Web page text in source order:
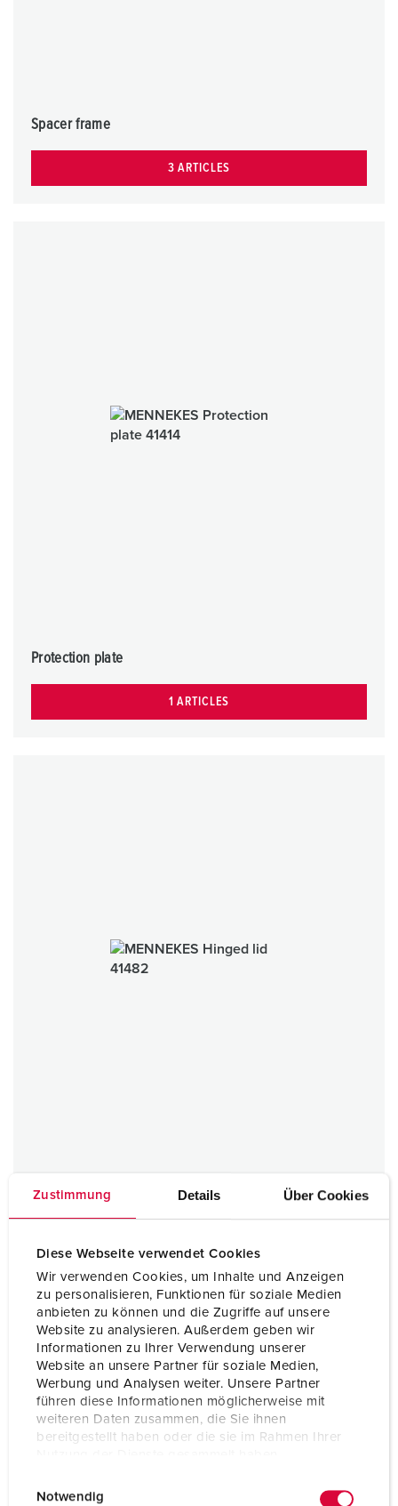
Zustimmung Details Über Cookies
Diese Webseite verwendet Cookies
Wir verwenden Cookies, um Inhalte und Anzeigen
zu personalisieren, Funktionen für soziale Medien
anbieten zu können und die Zugriffe auf unsere
Website zu analysieren. Außerdem geben wir
Informationen zu Ihrer Verwendung unserer
Website an unsere Partner für soziale Medien,
Werbung und Analysen weiter. Unsere Partner
führen diese Informationen möglicherweise mit
weiteren Daten zusammen, die Sie ihnen
bereitgestellt haben oder die sie im Rahmen Ihrer
Notwendig
Spacer frame
3 ARTICLES
Protection plate
1 ARTICLES
Hinged lid